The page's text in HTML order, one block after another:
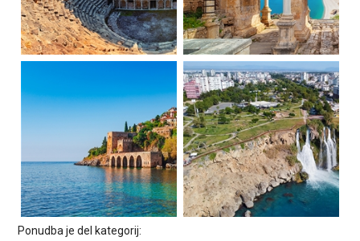
Ponudba je del kategorij: